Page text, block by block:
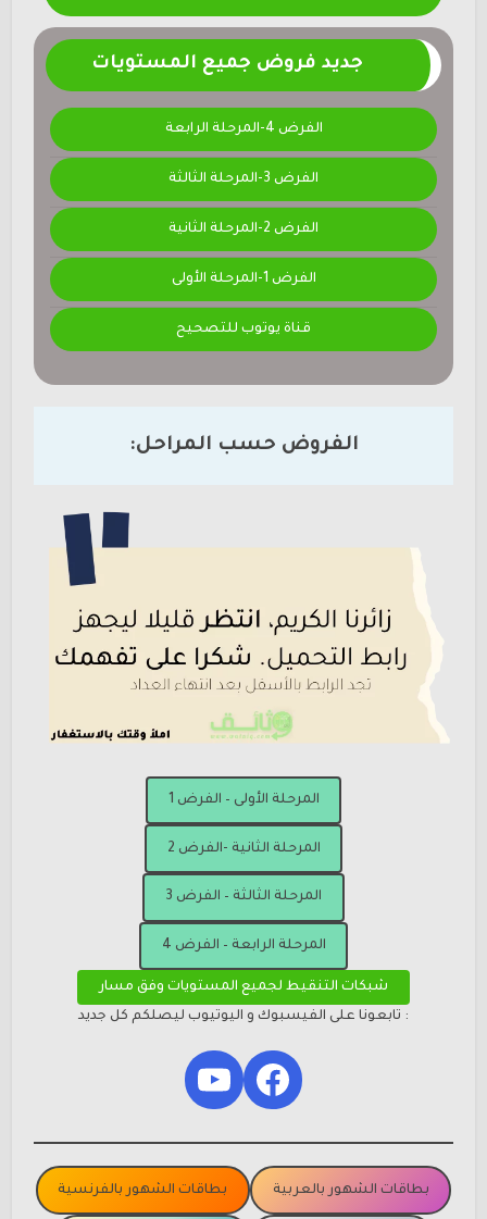
جديد فروض جميع المستويات
الفرض 4-المرحلة الرابعة
الفرض 3-المرحلة الثالثة
الفرض 2-المرحلة الثانية
الفرض 1-المرحلة الأولى
قناة يوتوب للتصحيح
الفروض حسب المراحل:
المرحلة الأولى – الفرض 1
المرحلة الثانية -الفرض 2
المرحلة الثالثة – الفرض 3
المرحلة الرابعة – الفرض 4
شبكات التنقيط لجميع المستويات وفق مسار
: تابعونا على الفيسبوك و اليوتيوب ليصلكم كل جديد
Facebook
YouTube
بطاقات الشهور بالعربية بطاقات الشهور بالفرنسية